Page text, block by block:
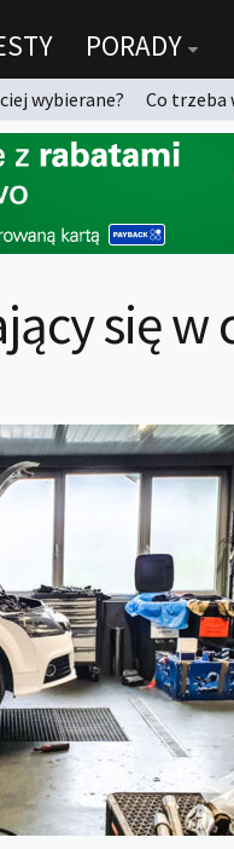
PORADY
wybierane? Co trzeba
się w